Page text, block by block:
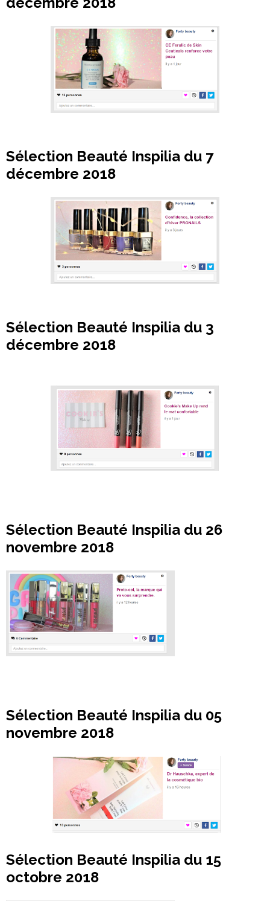
Sélection Beauté Inspilia du 7
décembre 2018
Sélection Beauté Inspilia du 3
décembre 2018
Sélection Beauté Inspilia du 26
novembre 2018
Sélection Beauté Inspilia du 05
novembre 2018
Sélection Beauté Inspilia du 15
octobre 2018